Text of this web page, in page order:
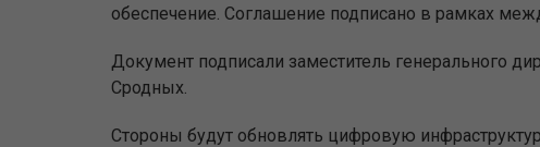
обеспечение. Соглашение подписано в рамках
Документ подписали заместитель генерального
Сродных.
Стороны будут обновлять цифровую